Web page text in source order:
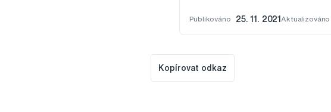
Publikováno 25. 11. 2021Aktualizováno
Kopírovat odkaz